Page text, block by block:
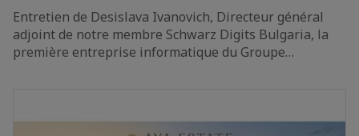
Entretien de Desislava Ivanovich, Directeur général
adjoint de notre membre Schwarz Digits Bulgaria, la
première entreprise informatique du Groupe…